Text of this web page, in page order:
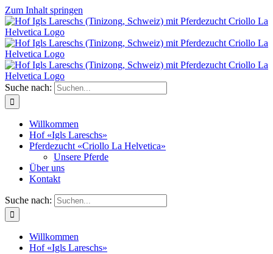
Zum Inhalt springen
Suche nach:
Willkommen
Hof «Igls Lareschs»
Pferdezucht «Criollo La Helvetica»
Unsere Pferde
Über uns
Kontakt
Suche nach:
Willkommen
Hof «Igls Lareschs»